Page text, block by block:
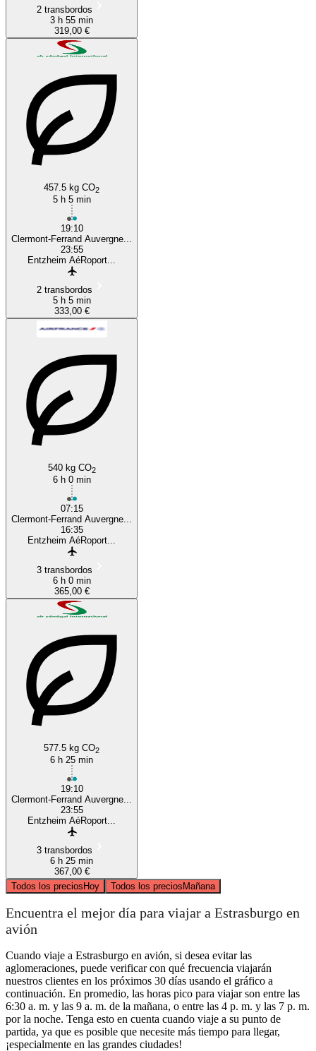
2 transbordos
3 h 55 min
319,00 €
457.5 kg CO2
5 h 5 min
19:10
Clermont-Ferrand Auvergne...
23:55
Entzheim AéRoport...
2 transbordos
5 h 5 min
333,00 €
540 kg CO2
6 h 0 min
07:15
Clermont-Ferrand Auvergne...
16:35
Entzheim AéRoport...
3 transbordos
6 h 0 min
365,00 €
577.5 kg CO2
6 h 25 min
19:10
Clermont-Ferrand Auvergne...
23:55
Entzheim AéRoport...
3 transbordos
6 h 25 min
367,00 €
Todos los preciosHoy Todos los preciosMañana
Encuentra el mejor día para viajar a Estrasburgo en
avión
Cuando viaje a Estrasburgo en avión, si desea evitar las
aglomeraciones, puede verificar con qué frecuencia viajarán
nuestros clientes en los próximos 30 días usando el gráfico a
continuación. En promedio, las horas pico para viajar son entre las
6:30 a. m. y las 9 a. m. de la mañana, o entre las 4 p. m. y las 7 p. m.
por la noche. Tenga esto en cuenta cuando viaje a su punto de
partida, ya que es posible que necesite más tiempo para llegar,
¡especialmente en las grandes ciudades!